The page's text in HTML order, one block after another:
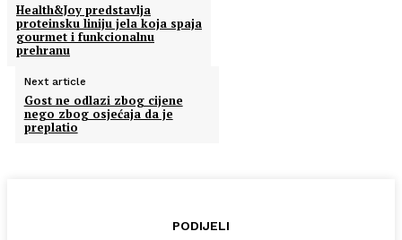
Health&Joy predstavlja
proteinsku liniju jela koja spaja
gourmet i funkcionalnu
prehranu
Next article
Gost ne odlazi zbog cijene
nego zbog osjećaja da je
preplatio
PODIJELI